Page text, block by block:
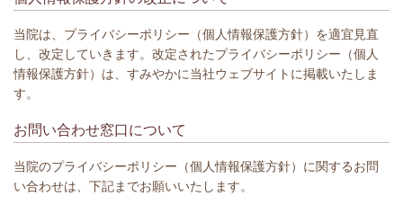
当院は、プライバシーポリシー（個人情報保護方針）を適宜見直
し、改定していきます。改定されたプライバシーポリシー（個人
情報保護方針）は、すみやかに当社ウェブサイトに掲載いたしま
す。
お問い合わせ窓口について
当院のプライバシーポリシー（個人情報保護方針）に関するお問
い合わせは、下記までお願いいたします。